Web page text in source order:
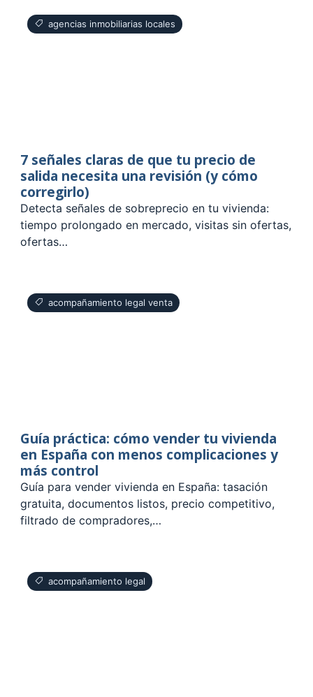
agencias inmobiliarias locales
7 señales claras de que tu precio de
salida necesita una revisión (y cómo
corregirlo)
Detecta señales de sobreprecio en tu vivienda:
tiempo prolongado en mercado, visitas sin ofertas,
ofertas…
acompañamiento legal venta
Guía práctica: cómo vender tu vivienda
en España con menos complicaciones y
más control
Guía para vender vivienda en España: tasación
gratuita, documentos listos, precio competitivo,
filtrado de compradores,…
acompañamiento legal